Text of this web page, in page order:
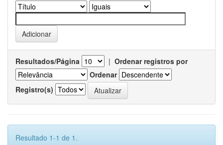
Resultados/Página | Ordenar registros por
Ordenar
Registro(s)
Resultado 1-1 de 1.